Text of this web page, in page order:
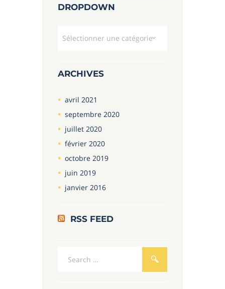
DROPDOWN
ARCHIVES
avril 2021
septembre 2020
juillet 2020
février 2020
octobre 2019
juin 2019
janvier 2016
RSS FEED